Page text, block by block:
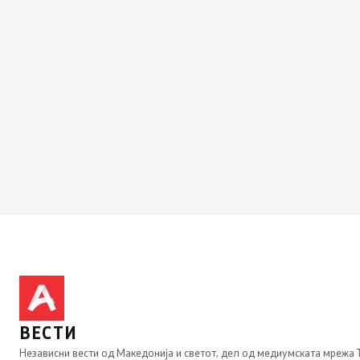
ВЕСТИ
Независни вести од Македонија и светот, дел од медиумската